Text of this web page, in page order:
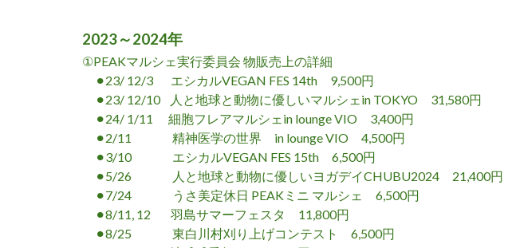
2023～2024年
①PEAKマルシェ実行委員会 物販売上の詳細
⚫︎23/ 12/3 エシカルVEGAN FES 14th 9,500円
⚫︎23/ 12/10 人と地球と動物に優しいマルシェin TOKYO 31,580円
⚫︎24/ 1/11 細胞フレアマルシェin lounge VIO 3,400円
⚫︎2/11 精神医学の世界 in lounge VIO 4,500円
⚫︎3/10 エシカルVEGAN FES 15th 6,500円
⚫︎5/26 人と地球と動物に優しいヨガデイCHUBU2024 21,400円
⚫︎7/24 うさ美定休日 PEAKミニ マルシェ 6,500円
⚫︎8/11, 12 羽島サマーフェスタ 11,800円
⚫︎8/25 東白川村刈り上げコンテスト 6,500円